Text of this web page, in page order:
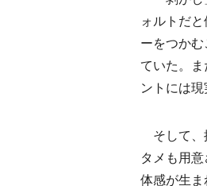
ォルトだ
ーをつか
ていた。
ントには
そして、
タメも用
体感が生